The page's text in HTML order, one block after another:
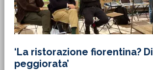
‘La ristorazione fiorentina?
peggiorata’